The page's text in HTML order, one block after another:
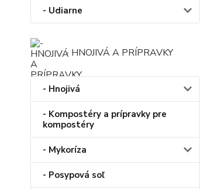
- Udiarne
- HNOJIVÁ A PRÍPRAVKY
- Hnojivá
- Kompostéry a prípravky pre
kompostéry
- Mykoríza
- Posypová soľ